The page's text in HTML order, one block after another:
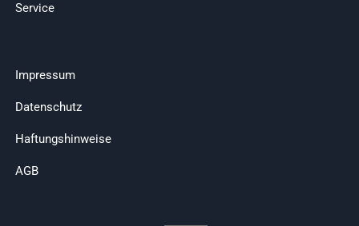
Service
Impressum
Datenschutz
Haftungshinweise
AGB